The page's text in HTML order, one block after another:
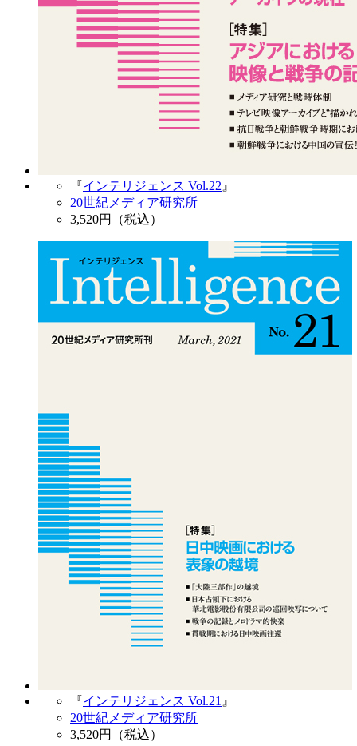
『インテリジェンス Vol.22 』
20世紀メディア研究所
3,520円（税込）
『インテリジェンス Vol.21 』
20世紀メディア研究所
3,520円（税込）